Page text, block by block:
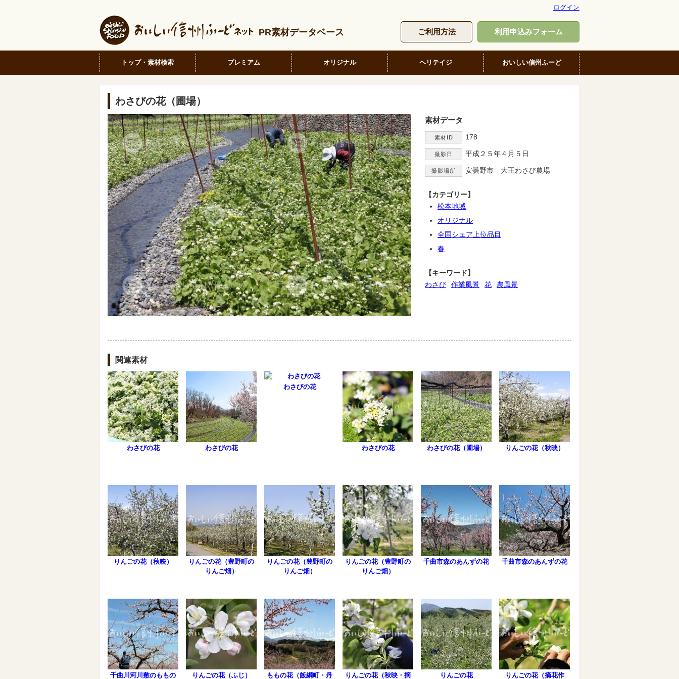
ログイン
PR素材データベース ご利用方法 利用申込みフォーム
トップ・素材検索 プレミアム オリジナル ヘリテイジ おいしい信州ふーど
わさびの花（圃場）
素材データ
素材ID 178
撮影日 平成２５年４月５日
撮影場所 安曇野市 大王わさび農場
【カテゴリー】
松本地域
オリジナル
全国シェア上位品目
春
【キーワード】
わさび
作業風景 花 農風景
関連素材
わさびの花 わさびの花
わさびの花
わさびの花 わさびの花（圃場） りんごの花（秋映）
りんごの花（秋映）
りんごの花（豊野町の
りんご畑）
りんごの花（豊野町の
りんご畑）
りんごの花（豊野町の
りんご畑）
千曲市森のあんずの花 千曲市森のあんずの花
千曲川河川敷のももの りんごの花（ふじ） ももの花（飯綱町・丹 りんごの花（秋映・摘 りんごの花 りんごの花（摘花作